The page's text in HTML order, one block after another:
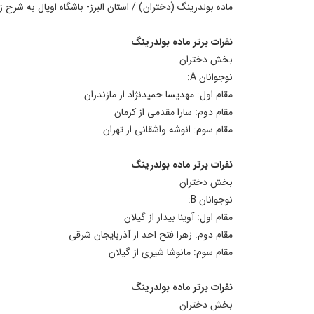
ماده بولدرینگ (دختران) / استان البرز- باشگاه اوپال به
نفرات برتر ماده بولدرینگ
بخش دختران
نوجوانان A:
مقام اول: مهدیسا حمیدنژاد از مازندران
مقام دوم: سارا مقدمی از کرمان
مقام سوم: انوشه واشقانی از تهران
نفرات برتر ماده بولدرینگ
بخش دختران
نوجوانان B:
مقام اول: آوینا بیدار از گیلان
مقام دوم: زهرا فتح احد از آذربایجان شرقی
مقام سوم: مانوشا شیری از گیلان
نفرات برتر ماده بولدرینگ
بخش دختران